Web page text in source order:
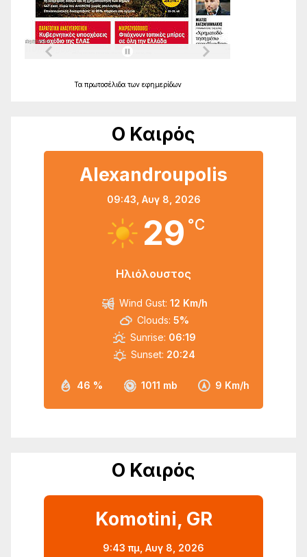
Τα πρωτοσέλιδα των εφημερίδων
Ο Καιρός
Alexandroupolis
09:43, Αυγ 8, 2026
29 °C
Ηλιόλουστος
46 % 1011 mb 9 Km/h
Wind Gust: 12 Km/h
Clouds: 5%
Sunrise: 06:19
Sunset: 20:24
Ο Καιρός
Komotini, GR
9:43 πμ, Αυγ 8, 2026